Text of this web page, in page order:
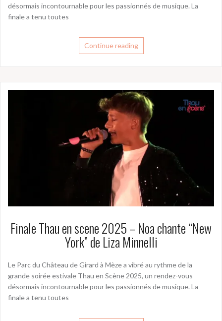
désormais incontournable pour les passionnés de musique. La
finale a tenu toutes
Continue reading
Finale Thau en scene 2025 – Noa chante “New
York” de Liza Minnelli
Le Parc du Château de Girard à Mèze a vibré au rythme de la
grande soirée estivale Thau en Scène 2025, un rendez-vous
désormais incontournable pour les passionnés de musique. La
finale a tenu toutes